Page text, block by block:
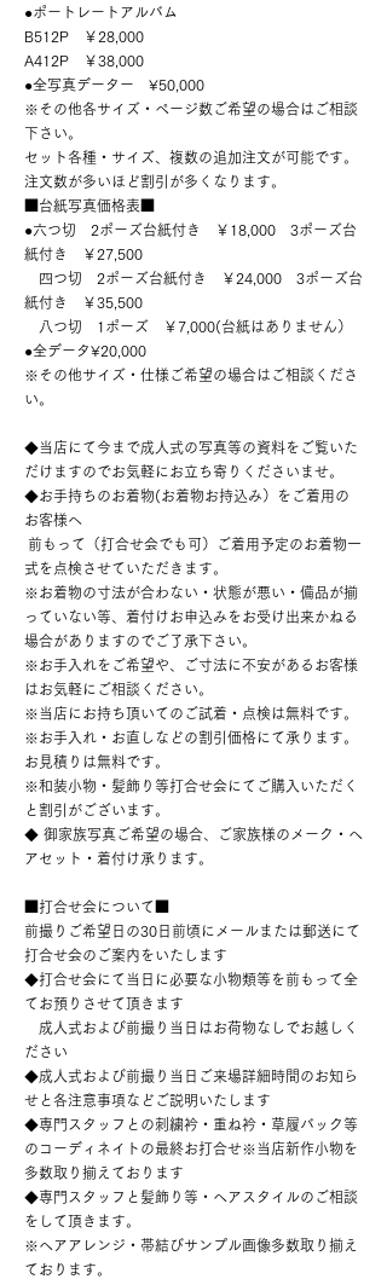
​●ポートレートアルバム
B512P ￥28,000
A412P ￥38,000
●全写真データー ¥50,000
※その他各サイズ・ページ数ご希望の場合はご相談
下さい。
セット各種・サイズ、複数の追加注文が可能です。
注文数が多いほど割引が多くなります。
■台紙写真価格表■
●六つ切 2ポーズ台紙付き ￥18,000 3ポーズ台
紙付き ￥27,500
四つ切 2ポーズ台紙付き ￥24,000 3ポーズ台
紙付き ￥35,500
八つ切 1ポーズ ￥7,000(台紙はありません）
●全データ¥20,000
※その他サイズ・仕様ご希望の場合はご相談くださ
い。
◆当店にて今まで成人式の写真等の資料をご覧いた
だけますのでお気軽にお立ち寄りくださいませ。
◆お手持ちのお着物(お着物お持込み）をご着用の
お客様へ
前もって（打合せ会でも可）ご着用予定のお着物一
式を点検させていただきます。
※お着物の寸法が合わない・状態が悪い・備品が揃
っていない等、着付けお申込みをお受け出来かねる
場合がありますのでご了承下さい。
※お手入れをご希望や、ご寸法に不安があるお客様
はお気軽にご相談ください。
※当店にお持ち頂いてのご試着・点検は無料です。
※お手入れ・お直しなどの割引価格にて承ります。
お見積りは無料です。
※和装小物・髪飾り等打合せ会にてご購入いただく
と割引がございます。
◆ 御家族写真ご希望の場合、ご家族様のメーク・ヘ
アセット・着付け承ります。
■打合せ会について■
前撮りご希望日の30日前頃にメールまたは郵送にて
打合せ会のご案内をいたします
◆打合せ会にて当日に必要な小物類等を前もって全
てお預りさせて頂きます
成人式および前撮り当日はお荷物なしでお越しく
ださい
◆成人式および前撮り当日ご来場詳細時間のお知ら
せと各注意事項などご説明いたします
◆専門スタッフとの刺繍衿・重ね衿・草履バック等
のコーディネイトの最終お打合せ※当店新作小物を
多数取り揃えております
◆専門スタッフと髪飾り等・ヘアスタイルのご相談
をして頂きます。
※ヘアアレンジ・帯結びサンプル画像多数取り揃え
ております。